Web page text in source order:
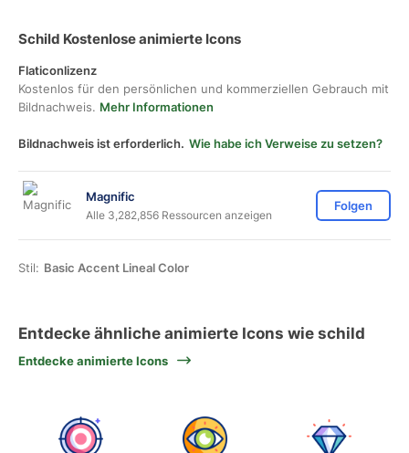
Schild Kostenlose animierte Icons
Flaticonlizenz
Kostenlos für den persönlichen und kommerziellen Gebrauch mit
Bildnachweis. Mehr Informationen
Bildnachweis ist erforderlich. Wie habe ich Verweise zu setzen?
Magnific
Alle 3,282,856 Ressourcen anzeigen
Folgen
Stil: Basic Accent Lineal Color
Entdecke ähnliche animierte Icons wie schild
Entdecke animierte Icons